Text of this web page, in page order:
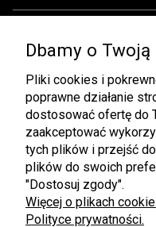
Regulamin
Zwroty i Reklamacje
Pliki do pobrania
Płatności i dostawa
Czas i koszty dostawy
Formy płatności
Dbamy o
Pliki cookies i
poprawne działanie
dostosować ofertę do
zaakceptować
tych plików i przejść
plików do swoich
"Dostosuj zgody".
Więcej o plikach
Polityce prywatności.